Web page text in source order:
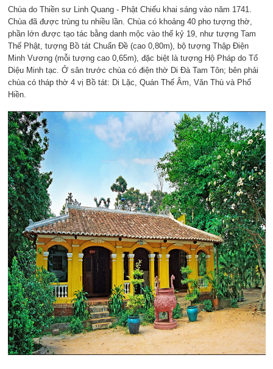
Chùa do Thiền sư Linh Quang - Phật Chiếu khai sáng vào năm 1741.
Chùa đã được trùng tu nhiều lần. Chùa có khoảng 40 pho tượng thờ,
phần lớn được tạo tác bằng danh mộc vào thế kỷ 19, như tượng Tam
Thế Phật, tượng Bồ tát Chuẩn Đề (cao 0,80m), bộ tượng Thập Điện
Minh Vương (mỗi tượng cao 0,65m), đặc biệt là tượng Hộ Pháp do Tổ
Diệu Minh tạc. Ở sân trước chùa có điện thờ Di Đà Tam Tôn; bên phải
chùa có tháp thờ 4 vị Bồ tát: Di Lặc, Quán Thế Âm, Văn Thù và Phổ
Hiền.